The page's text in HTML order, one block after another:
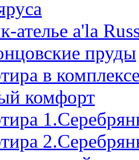
ателье a'la
пруды
в
комфорт